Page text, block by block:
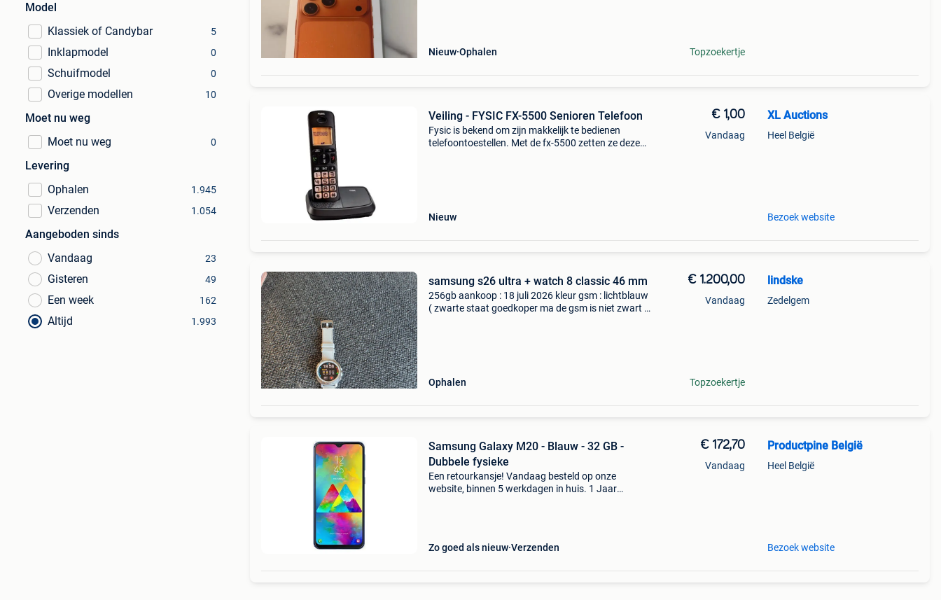
Model
Klassiek of Candybar
5
Inklapmodel 0
Schuifmodel 0
Overige modellen 10
Moet nu weg
Moet nu weg
0
Levering
Ophalen
1.945
Verzenden 1.054
Aangeboden sinds
Vandaag
23
Gisteren 49
Een week 162
Altijd 1.993
Nieuw Ophalen Topzoekertje
Veiling - FYSIC FX-5500 Senioren Telefoon
Fysic is bekend om zijn makkelijk te bedienen
telefoontoestellen. Met de fx-5500 zetten ze deze
Nieuw
€ 1,00
Vandaag
XL Auctions
Heel België
Bezoek website
samsung s26 ultra + watch 8 classic 46 mm
256gb aankoop : 18 juli 2026 kleur gsm : lichtblauw
( zwarte staat goedkoper ma de gsm is niet zwart !
Ophalen
€ 1.200,00
Vandaag
Topzoekertje
lindske
Zedelgem
Samsung Galaxy M20 - Blauw - 32 GB -
Dubbele fysieke
Een retourkansje! Vandaag besteld op onze
website, binnen 5 werkdagen in huis. 1 Jaar
Zo goed als nieuw Verzenden
€ 172,70
Vandaag
Productpine België
Heel België
Bezoek website